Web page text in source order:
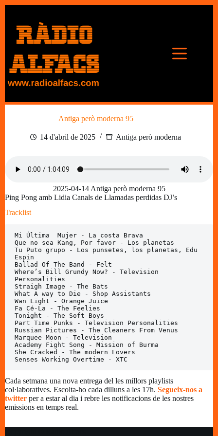
contingut
Antiga però moderna 95
14 d'abril de 2025 Antiga però moderna
2025-04-14 Antiga però moderna 95
Ping Pong amb Lidia Canals de Llamadas perdidas DJ’s
Tracklist
Mi Última  Mujer - La costa Brava
Que no sea Kang, Por favor - Los planetas
Tu Puto grupo - Los punsetes, los planetas, Edu
Espin
Ballad Of The Band - Felt
Where’s Bill Grundy Now? - Television
Personalities
Straigh Image - The Bats
What A way to Die - Shop Assistants
Wan Light - Orange Juice
Fa Cé‐La - The Feelies
Tonight - The Soft Boys
Part Time Punks - Television Personalities
Russian Pictures - The Cleaners From Venus
Marquee Moon - Television
Academy Fight Song - Mission of Burma
She Cracked - The modern Lovers
Senses Working Overtime - XTC
Cada setmana una nova entrega del les millors playlists
col·laboratives. Escolta-ho cada dilluns a les 17h. Segueix-nos a
twitter per a estar al dia i rebre les notificacions de les nostres
emissions en temps real.